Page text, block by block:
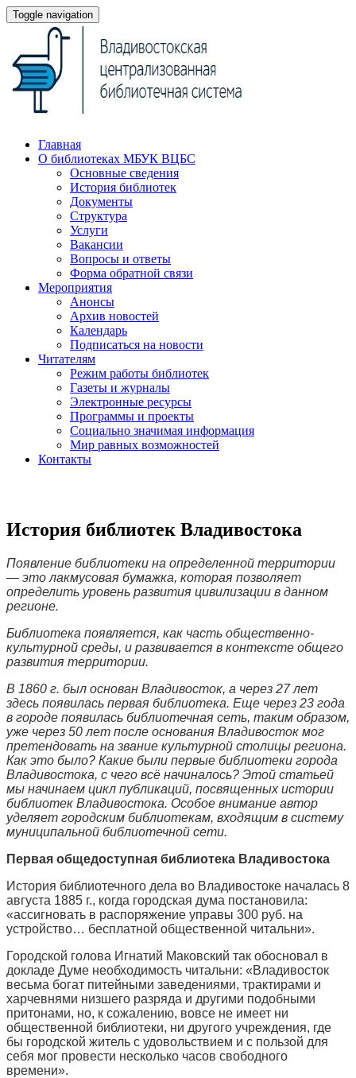
Toggle navigation
Главная
О библиотеках МБУК ВЦБС
Основные сведения
История библиотек
Документы
Структура
Услуги
Вакансии
Вопросы и ответы
Форма обратной связи
Мероприятия
Анонсы
Архив новостей
Календарь
Подписаться на новости
Читателям
Режим работы библиотек
Газеты и журналы
Электронные ресурсы
Программы и проекты
Социально значимая информация
Мир равных возможностей
Контакты
История библиотек Владивостока
Появление библиотеки на определенной территории
— это лакмусовая бумажка, которая позволяет
определить уровень развития цивилизации в данном
регионе.
Библиотека появляется, как часть общественно-
культурной среды, и развивается в контексте общего
развития территории.
В 1860 г. был основан Владивосток, а через 27 лет
здесь появилась первая библиотека. Еще через 23 года
в городе появилась библиотечная сеть, таким образом,
уже через 50 лет после основания Владивосток мог
претендовать на звание культурной столицы региона.
Как это было? Какие были первые библиотеки города
Владивостока, с чего всё начиналось? Этой статьей
мы начинаем цикл публикаций, посвященных истории
библиотек Владивостока. Особое внимание автор
уделяет городским библиотекам, входящим в систему
муниципальной библиотечной сети.
Первая общедоступная библиотека Владивостока
История библиотечного дела во Владивостоке началась 8
августа 1885 г., когда городская дума постановила:
«ассигновать в распоряжение управы 300 руб. на
устройство… бесплатной общественной читальни».
Городской голова Игнатий Маковский так обосновал в
докладе Думе необходимость читальни: «Владивосток
весьма богат питейными заведениями, трактирами и
харчевнями низшего разряда и другими подобными
притонами, но, к сожалению, вовсе не имеет ни
общественной библиотеки, ни другого учреждения, где
бы городской житель с удовольствием и с пользой для
себя мог провести несколько часов свободного
времени».